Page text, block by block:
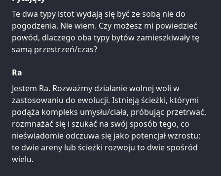
Te dwa typy istot wydają się być ze sobą nie do
pogodzenia. Nie wiem. Czy możesz mi powiedzieć
powód, dlaczego oba typy bytów zamieszkiwały tę
samą przestrzeń/czas?
Ra
Jestem Ra. Rozważmy działanie wolnej woli w
zastosowaniu do ewolucji. Istnieją ścieżki, którymi
podąża kompleks umysłu/ciała, próbując przetrwać,
rozmnażać się i szukać na swój sposób tego, co
nieświadomie odczuwa się jako potencjał wzrostu;
te dwie areny lub ścieżki rozwoju to dwie spośród
wielu.